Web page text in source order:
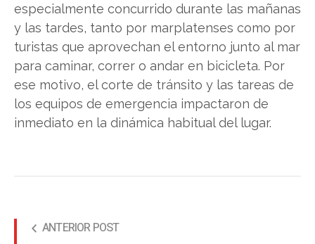
especialmente concurrido durante las mañanas
y las tardes, tanto por marplatenses como por
turistas que aprovechan el entorno junto al mar
para caminar, correr o andar en bicicleta. Por
ese motivo, el corte de tránsito y las tareas de
los equipos de emergencia impactaron de
inmediato en la dinámica habitual del lugar.
ANTERIOR POST